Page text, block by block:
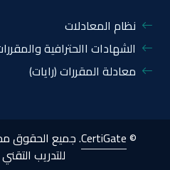
نظام المعادلات
الشهادات االحترافية
معادلة المقررات (رايات)
©
CertiGate. جميع الحقوق
للتدريب